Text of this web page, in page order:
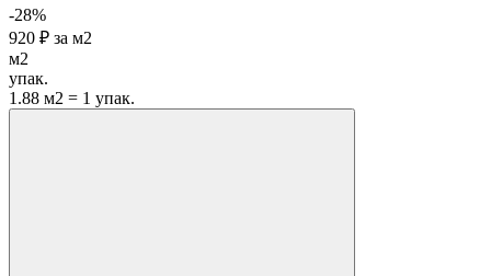
-28%
920 ₽ за м2
м2
упак.
1.88 м2 = 1 упак.